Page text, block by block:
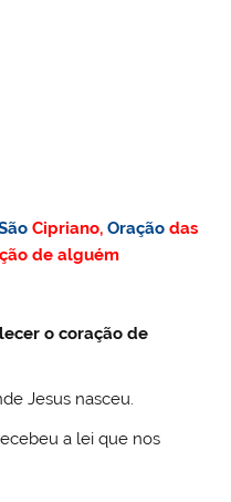
Cipriano,Oração das
de alguém
o coração de
Jesus nasceu.
a lei que nos